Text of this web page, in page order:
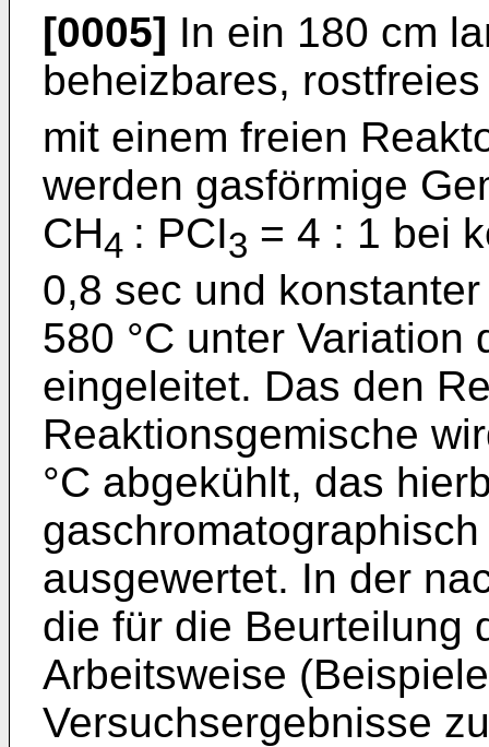
[0005] In ein 180 cm
beheizbares,
mit einem freien
werden gasförmige
CH4 : PCI3 = 4 : 1 bei
0,8 sec und
580 °C unter
eingeleitet. Das den
Reaktionsgemische
°C abgekühlt, das
ausgewertet. In der
die für die Beurteilung
Arbeitsweise
Versuchsergebnisse